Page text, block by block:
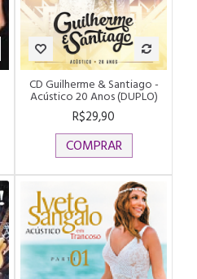
CD Guilherme & Santiago -
Acústico 20 Anos (DUPLO)
R$29,90
COMPRAR